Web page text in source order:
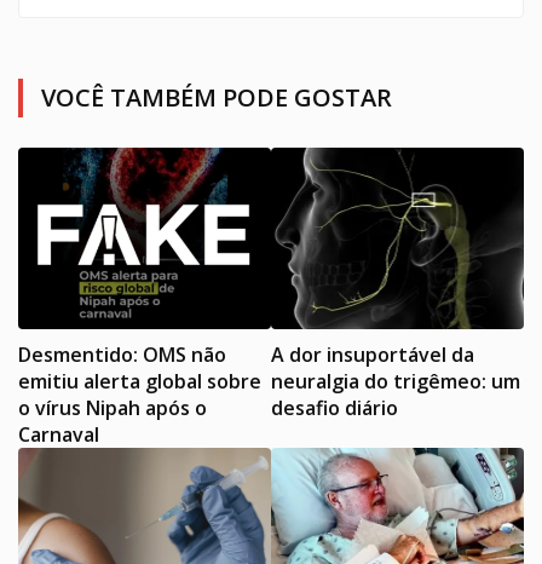
VOCÊ TAMBÉM PODE GOSTAR
Desmentido: OMS não
emitiu alerta global sobre
o vírus Nipah após o
Carnaval
A dor insuportável da
neuralgia do trigêmeo: um
desafio diário